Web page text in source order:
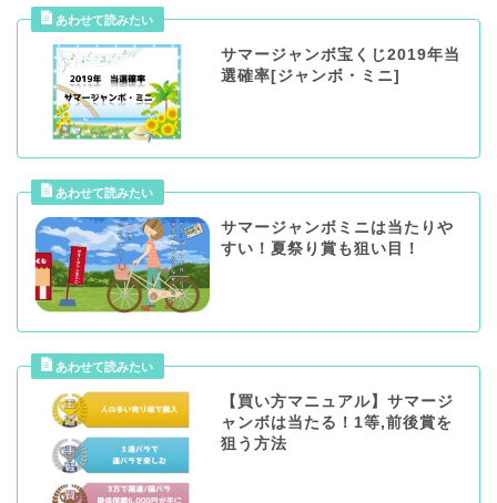
サマージャンボ宝くじ2019年当
選確率[ジャンボ・ミニ]
サマージャンボミニは当たりや
すい！夏祭り賞も狙い目！
【買い方マニュアル】サマージ
ャンボは当たる！1等,前後賞を
狙う方法